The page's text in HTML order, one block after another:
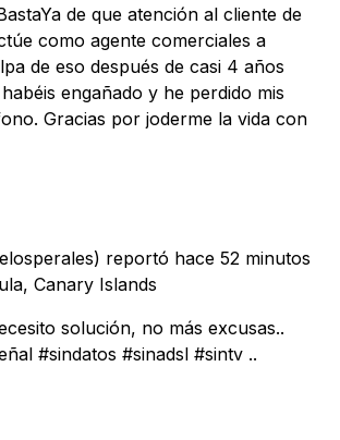
de que atención al cliente de
como agente comerciales a
de eso después de casi 4 años
engañado y he perdido mis
Gracias por joderme la vida con
reportó hace 52 minutos
Canary Islands
solución, no más excusas..
#sindatos #sinadsl #sintv ..